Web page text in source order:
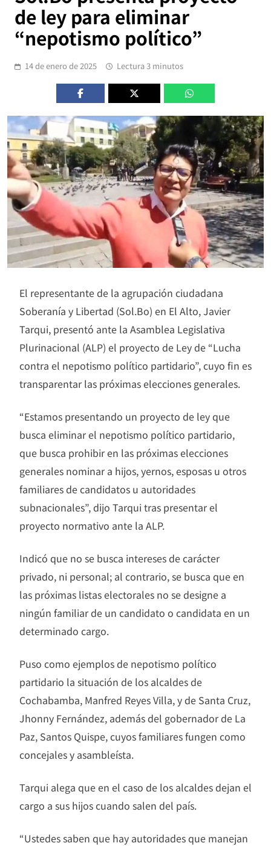
de ley para eliminar
“nepotismo político”
14 de enero de 2025 Lectura 3 minutos
El representante de la agrupación ciudadana
Soberanía y Libertad (Sol.Bo) en El Alto, Javier
Tarqui, presentó ante la Asamblea Legislativa
Plurinacional (ALP) el proyecto de Ley de “Lucha
contra el nepotismo político partidario”, cuyo fin es
transparentar las próximas elecciones generales.
“Estamos presentando un proyecto de ley que
busca eliminar el nepotismo político partidario,
que busca prohibir en las próximas elecciones
generales nominar a hijos, yernos, esposas u otros
familiares de candidatos u autoridades
subnacionales”, dijo Tarqui tras presentar el
proyecto normativo ante la ALP.
Indicó que no se busca intereses de carácter
privado, ni personal; al contrario, se busca que en
las próximas listas electorales no se designe a
ningún familiar de un candidato o candidata en un
determinado cargo.
Puso como ejemplos de nepotismo político
partidario la situación de los alcaldes de
Cochabamba, Manfred Reyes Villa, y de Santa Cruz,
Jhonny Fernández, además del gobernador de La
Paz, Santos Quispe, cuyos familiares fungen como
concejales y asambleísta.
Tarqui alega que en el caso de los alcaldes dejan el
cargo a sus hijos cuando salen del país.
“Ustedes saben que hay autoridades que manejan